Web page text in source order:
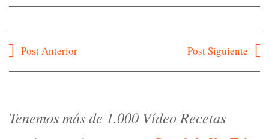
Navegación
Post Anterior Post Siguiente
Tenemos más de 1.000 Vídeo Recetas